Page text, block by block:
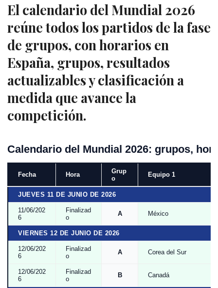
El calendario del Mundial 2026
reúne todos los partidos de la fase
de grupos, con horarios en
España, grupos, resultados
actualizables y clasificación a
medida que avance la
competición.
Calendario del Mundial 2026: grupos,
Fecha Hora
Grup
o
Equipo 1
JUEVES 11 DE JUNIO DE 2026
11/06/202
6
Finalizad
o
A México
VIERNES 12 DE JUNIO DE 2026
12/06/202
6
Finalizad
o
A Corea del Sur
12/06/202
6
Finalizad
o
B Canadá